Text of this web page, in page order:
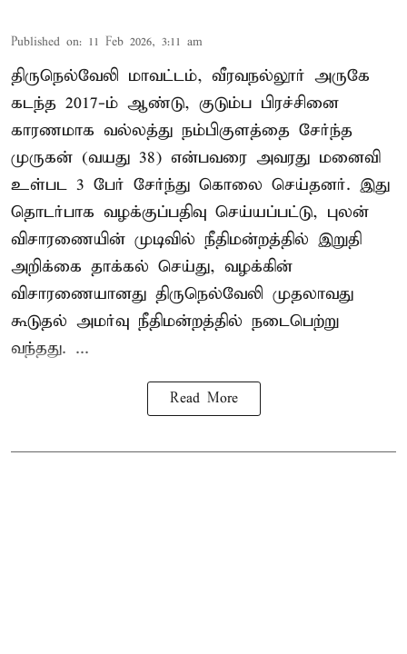
Published on: 11 Feb 2026, 3:11 am
திருநெல்வேலி மாவட்டம், வீரவநல்லூர் அருகே
கடந்த 2017-ம் ஆண்டு, குடும்ப பிரச்சினை
காரணமாக வல்லத்து நம்பிகுளத்தை சேர்ந்த
முருகன் (வயது 38) என்பவரை அவரது மனைவி
உள்பட 3 பேர் சேர்ந்து கொலை செய்தனர். இது
தொடர்பாக வழக்குப்பதிவு செய்யப்பட்டு, புலன்
விசாரணையின் முடிவில் நீதிமன்றத்தில் இறுதி
அறிக்கை தாக்கல் செய்து, வழக்கின்
விசாரணையானது திருநெல்வேலி முதலாவது
கூடுதல் அமர்வு நீதிமன்றத்தில் நடைபெற்று
வந்தது. ...
Read More